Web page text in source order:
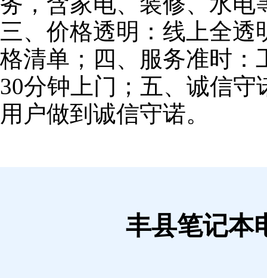
三、价格透明：线上全
格清单；四、服务准时：
30分钟上门；五、诚信
用户做到诚信守诺。
丰县笔记本